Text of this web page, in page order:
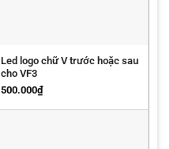
Led logo chữ V trước hoặc sau
cho VF3
500.000₫